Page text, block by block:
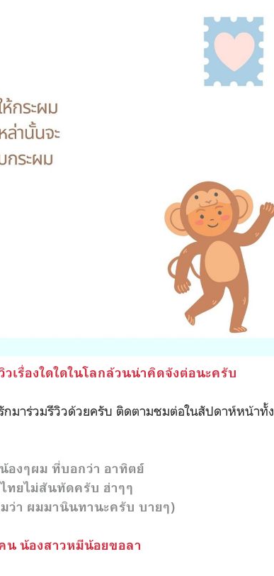
เรื่องใดใดในโลกล้วนน่าคิดจังต่อนะครับ
มาร่วมรีวิวด้วยครับ ติดตามชมต่อในสัปดาห์หน้าทั้ง
องๆผม ที่บอกว่า อาทิตย์
ไทยไม่สันทัดครับ ฮ่าๆๆ
ว่า ผมมานินทานะครับ บายๆ)
น น้องสาวหมีน้อยขอลา